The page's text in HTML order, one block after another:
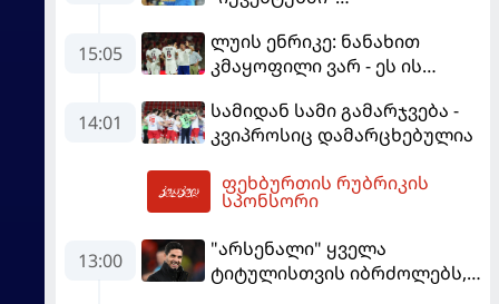
15:05
ლუის ენრიკე: ნანახით
კმაყოფილი ვარ - ეს ის
გვინდოდა
14:01
სამიდან სამი გამარჯვება -
კვიპროსიც დამარცხებულია
ფეხბურთის რუბრიკის
სპონსორი
13:00
"არსენალი" ყველა
ტიტულისთვის იბრძოლებს,